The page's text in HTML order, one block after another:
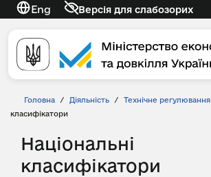
Eng Версія для слабозорих
Головна / Діяльність / Технічне регулювання
класифікатори
Національні
класифікатори